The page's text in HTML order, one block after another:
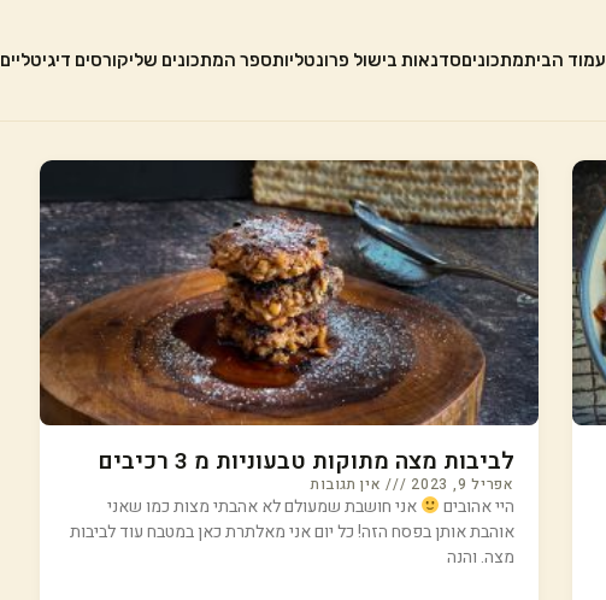
עמוד הביתמתכוניםסדנאות בישול פרונטליותספר המתכונים שליקורסים דיגיטליים
לביבות מצה מתוקות טבעוניות מ 3 רכיבים
אפריל 9, 2023 אין תגובות
היי אהובים
אני חושבת שמעולם לא אהבתי מצות כמו שאני
אוהבת אותן בפסח הזה! כל יום אני מאלתרת כאן במטבח עוד לביבות
מצה. והנה